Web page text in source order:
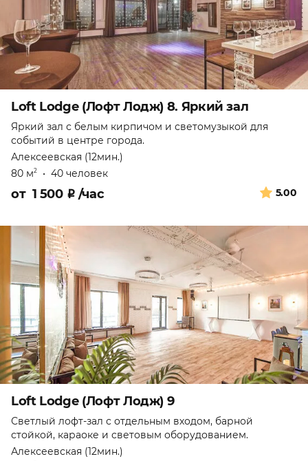
Loft Lodge (Лофт Лодж) 8. Яркий зал
Яркий зал с белым кирпичом и светомузыкой для
событий в центре города.
Алексеевская (12мин.)
80 м2 • 40 человек
5.00
от 1 500 ₽ /час
Loft Lodge (Лофт Лодж) 9
Светлый лофт-зал с отдельным входом, барной
стойкой, караоке и световым оборудованием.
Алексеевская (12мин.)